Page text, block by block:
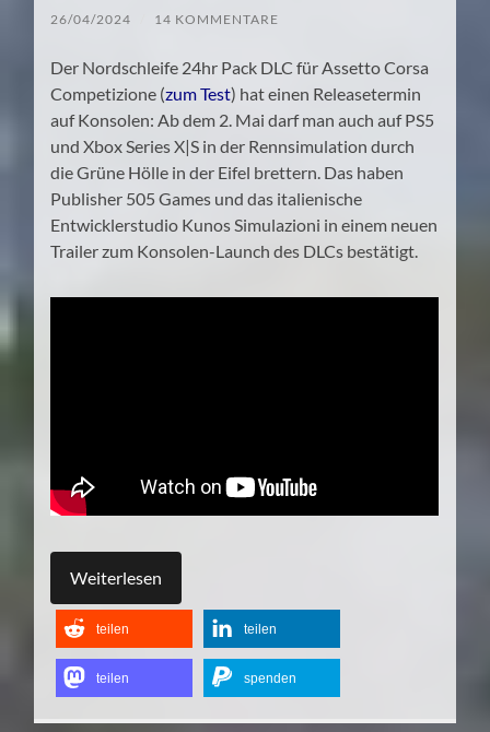
26/04/2024 14 KOMMENTARE
Der Nordschleife 24hr Pack DLC für Assetto Corsa
Competizione (zum Test) hat einen Releasetermin
auf Konsolen: Ab dem 2. Mai darf man auch auf PS5
und Xbox Series X|S in der Rennsimulation durch
die Grüne Hölle in der Eifel brettern. Das haben
Publisher 505 Games und das italienische
Entwicklerstudio Kunos Simulazioni in einem neuen
Trailer zum Konsolen-Launch des DLCs bestätigt.
Weiterlesen
teilen teilen
teilen spenden